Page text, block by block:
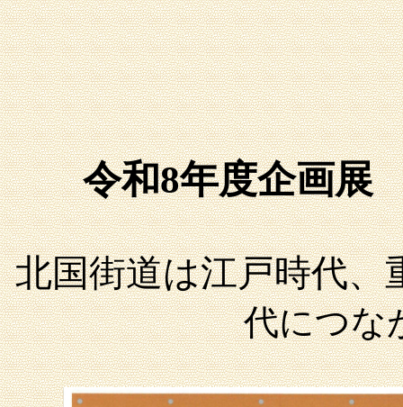
令和8年度企画展
北国街道は江戸時代
代につな